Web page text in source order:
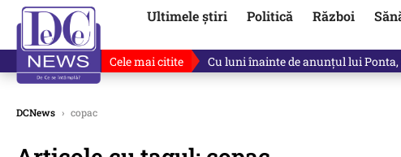
Ultimele știri Politică Război
Cele mai citite Cu luni înainte de anunțul lui
DCNews › copac